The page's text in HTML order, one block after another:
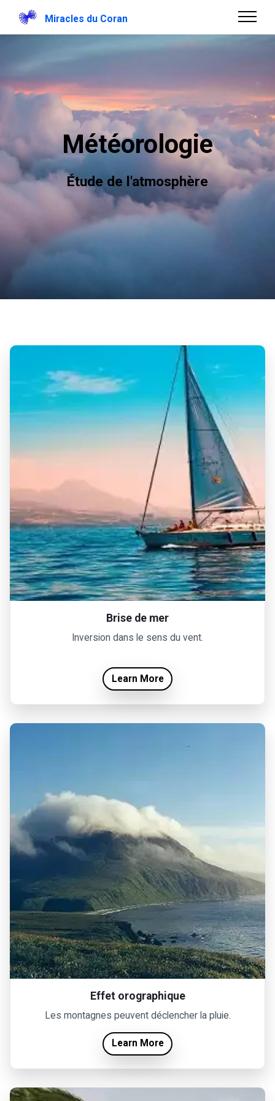
Miracles du Coran
Météorologie
Étude de l'atmosphère
Brise de mer
Inversion dans le sens du vent.
Learn More
Effet orographique
Les montagnes peuvent déclencher la pluie.
Learn More